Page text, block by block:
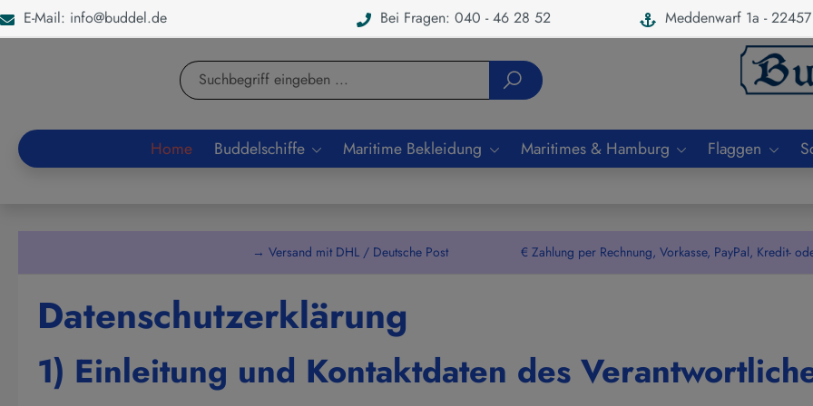
Zur Suche springen
E-Mail: info@buddel.de Bei Fragen: 040 - 46 28 52 Meddenwarf 1a -
Home Buddelschiffe Maritime Bekleidung Maritimes & Hamburg Flaggen
→ Versand mit DHL / Deutsche Post € Zahlung per Rechnung, Vorkasse, PayPal, Kredit- oder
Datenschutzerklärung
1) Einleitung und Kontaktdaten des